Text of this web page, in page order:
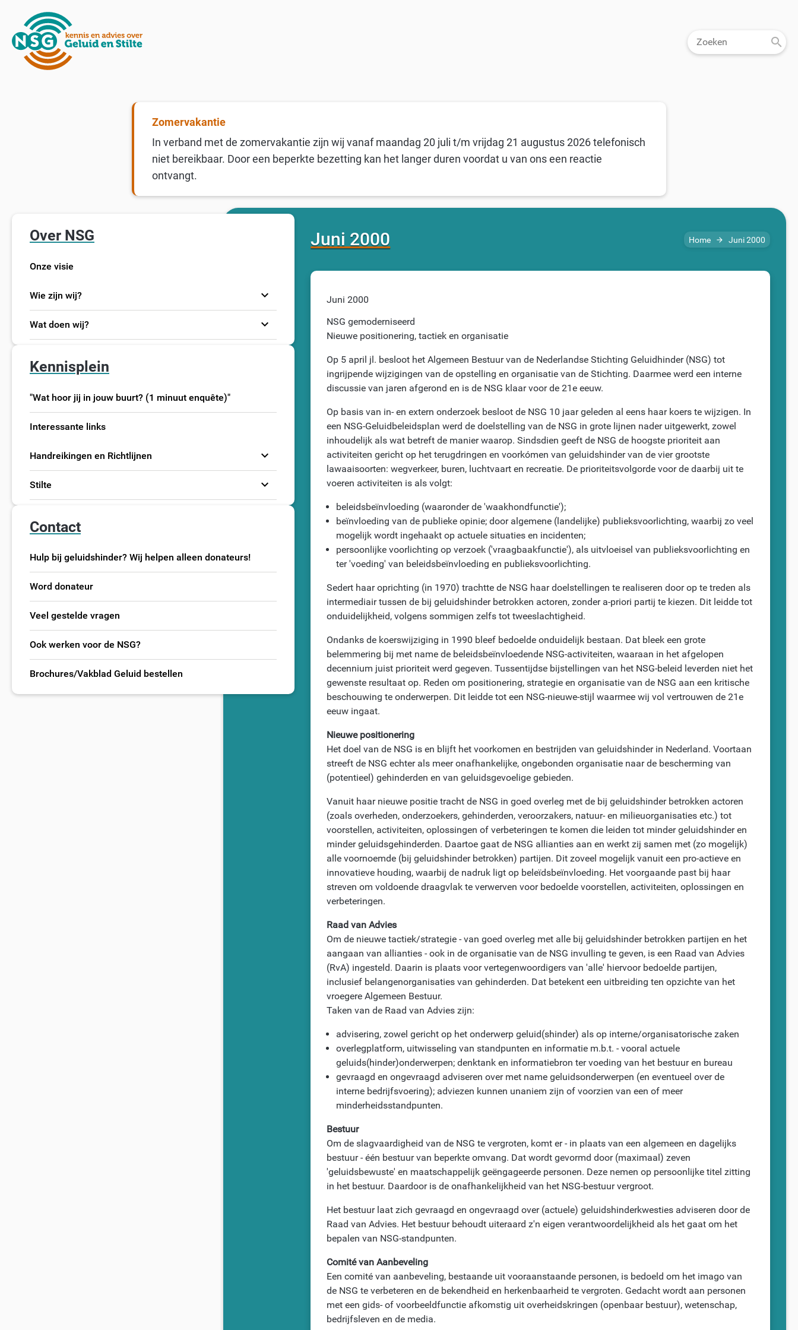
Zomervakantie
In verband met de zomervakantie zijn wij vanaf maandag 20 juli t/m vrijdag 21 augustus 2026 telefonisch
niet bereikbaar. Door een beperkte bezetting kan het langer duren voordat u van ons een reactie
ontvangt.
Over NSG
Onze visie
Wie zijn wij? expand_more
Wat doen wij? expand_more
Kennisplein
"Wat hoor jij in jouw buurt? (1 minuut enquête)"
Interessante links
Handreikingen en Richtlijnen expand_more
Stilte expand_more
Contact
Hulp bij geluidshinder? Wij helpen alleen donateurs!
Word donateur
Veel gestelde vragen
Ook werken voor de NSG?
Brochures/Vakblad Geluid bestellen
Juni 2000 Home arrow_forward Juni 2000
Juni 2000
NSG gemoderniseerd
Nieuwe positionering, tactiek en organisatie
Op 5 april jl. besloot het Algemeen Bestuur van de Nederlandse Stichting Geluidhinder (NSG) tot
ingrijpende wijzigingen van de opstelling en organisatie van de Stichting. Daarmee werd een interne
discussie van jaren afgerond en is de NSG klaar voor de 21e eeuw.
Op basis van in- en extern onderzoek besloot de NSG 10 jaar geleden al eens haar koers te wijzigen. In
een NSG-Geluidbeleidsplan werd de doelstelling van de NSG in grote lijnen nader uitgewerkt, zowel
inhoudelijk als wat betreft de manier waarop. Sindsdien geeft de NSG de hoogste prioriteit aan
activiteiten gericht op het terugdringen en voorkómen van geluidshinder van de vier grootste
lawaaisoorten: wegverkeer, buren, luchtvaart en recreatie. De prioriteitsvolgorde voor de daarbij uit te
voeren activiteiten is als volgt:
beleidsbeïnvloeding (waaronder de 'waakhondfunctie');
beïnvloeding van de publieke opinie; door algemene (landelijke) publieksvoorlichting, waarbij zo veel
mogelijk wordt ingehaakt op actuele situaties en incidenten;
persoonlijke voorlichting op verzoek ('vraagbaakfunctie'), als uitvloeisel van publieksvoorlichting en
ter 'voeding' van beleidsbeïnvloeding en publieksvoorlichting.
Sedert haar oprichting (in 1970) trachtte de NSG haar doelstellingen te realiseren door op te treden als
intermediair tussen de bij geluidshinder betrokken actoren, zonder a-priori partij te kiezen. Dit leidde tot
onduidelijkheid, volgens sommigen zelfs tot tweeslachtigheid.
Ondanks de koerswijziging in 1990 bleef bedoelde onduidelijk bestaan. Dat bleek een grote
belemmering bij met name de beleidsbeïnvloedende NSG-activiteiten, waaraan in het afgelopen
decennium juist prioriteit werd gegeven. Tussentijdse bijstellingen van het NSG-beleid leverden niet het
gewenste resultaat op. Reden om positionering, strategie en organisatie van de NSG aan een kritische
beschouwing te onderwerpen. Dit leidde tot een NSG-nieuwe-stijl waarmee wij vol vertrouwen de 21e
eeuw ingaat.
Nieuwe positionering
Het doel van de NSG is en blijft het voorkomen en bestrijden van geluidshinder in Nederland. Voortaan
streeft de NSG echter als meer onafhankelijke, ongebonden organisatie naar de bescherming van
(potentieel) gehinderden en van geluidsgevoelige gebieden.
Vanuit haar nieuwe positie tracht de NSG in goed overleg met de bij geluidshinder betrokken actoren
(zoals overheden, onderzoekers, gehinderden, veroorzakers, natuur- en milieuorganisaties etc.) tot
voorstellen, activiteiten, oplossingen of verbeteringen te komen die leiden tot minder geluidshinder en
minder geluidsgehinderden. Daartoe gaat de NSG allianties aan en werkt zij samen met (zo mogelijk)
alle voornoemde (bij geluidshinder betrokken) partijen. Dit zoveel mogelijk vanuit een pro-actieve en
innovatieve houding, waarbij de nadruk ligt op beleïdsbeïnvloeding. Het voorgaande past bij haar
streven om voldoende draagvlak te verwerven voor bedoelde voorstellen, activiteiten, oplossingen en
verbeteringen.
Raad van Advies
Om de nieuwe tactiek/strategie - van goed overleg met alle bij geluidshinder betrokken partijen en het
aangaan van allianties - ook in de organisatie van de NSG invulling te geven, is een Raad van Advies
(RvA) ingesteld. Daarin is plaats voor vertegenwoordigers van 'alle' hiervoor bedoelde partijen,
inclusief belangenorganisaties van gehinderden. Dat betekent een uitbreiding ten opzichte van het
vroegere Algemeen Bestuur.
Taken van de Raad van Advies zijn:
advisering, zowel gericht op het onderwerp geluid(shinder) als op interne/organisatorische zaken
overlegplatform, uitwisseling van standpunten en informatie m.b.t. - vooral actuele
geluids(hinder)onderwerpen; denktank en informatiebron ter voeding van het bestuur en bureau
gevraagd en ongevraagd adviseren over met name geluidsonderwerpen (en eventueel over de
interne bedrijfsvoering); adviezen kunnen unaniem zijn of voorzien van een of meer
minderheidsstandpunten.
Bestuur
Om de slagvaardigheid van de NSG te vergroten, komt er - in plaats van een algemeen en dagelijks
bestuur - één bestuur van beperkte omvang. Dat wordt gevormd door (maximaal) zeven
'geluidsbewuste' en maatschappelijk geëngageerde personen. Deze nemen op persoonlijke titel zitting
in het bestuur. Daardoor is de onafhankelijkheid van het NSG-bestuur vergroot.
Het bestuur laat zich gevraagd en ongevraagd over (actuele) geluidshinderkwesties adviseren door de
Raad van Advies. Het bestuur behoudt uiteraard z'n eigen verantwoordelijkheid als het gaat om het
bepalen van NSG-standpunten.
Comité van Aanbeveling
Een comité van aanbeveling, bestaande uit vooraanstaande personen, is bedoeld om het imago van
de NSG te verbeteren en de bekendheid en herkenbaarheid te vergroten. Gedacht wordt aan personen
met een gids- of voorbeeldfunctie afkomstig uit overheidskringen (openbaar bestuur), wetenschap,
bedrijfsleven en de media.